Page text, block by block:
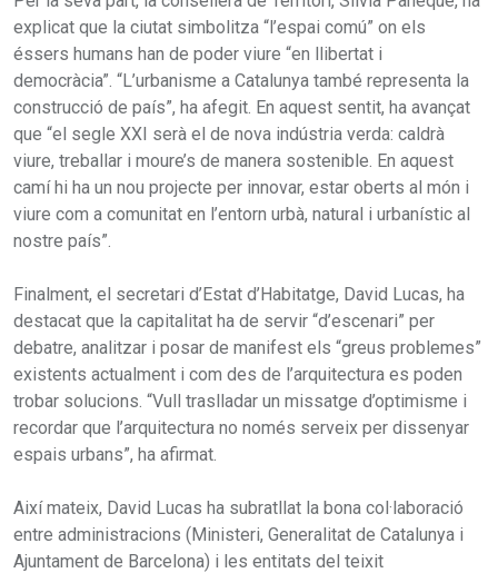
explicat que la ciutat simbolitza “l’espai comú” on els
éssers humans han de poder viure “en llibertat i
democràcia”. “L’urbanisme a Catalunya també representa la
construcció de país”, ha afegit. En aquest sentit, ha avançat
que “el segle XXI serà el de nova indústria verda: caldrà
viure, treballar i moure’s de manera sostenible. En aquest
camí hi ha un nou projecte per innovar, estar oberts al món i
viure com a comunitat en l’entorn urbà, natural i urbanístic al
nostre país”.
Finalment, el secretari d’Estat d’Habitatge, David Lucas, ha
destacat que la capitalitat ha de servir “d’escenari” per
debatre, analitzar i posar de manifest els “greus problemes”
existents actualment i com des de l’arquitectura es poden
trobar solucions. “Vull traslladar un missatge d’optimisme i
recordar que l’arquitectura no només serveix per dissenyar
espais urbans”, ha afirmat.
Així mateix, David Lucas ha subratllat la bona col·laboració
entre administracions (Ministeri, Generalitat de Catalunya i
Ajuntament de Barcelona) i les entitats del teixit